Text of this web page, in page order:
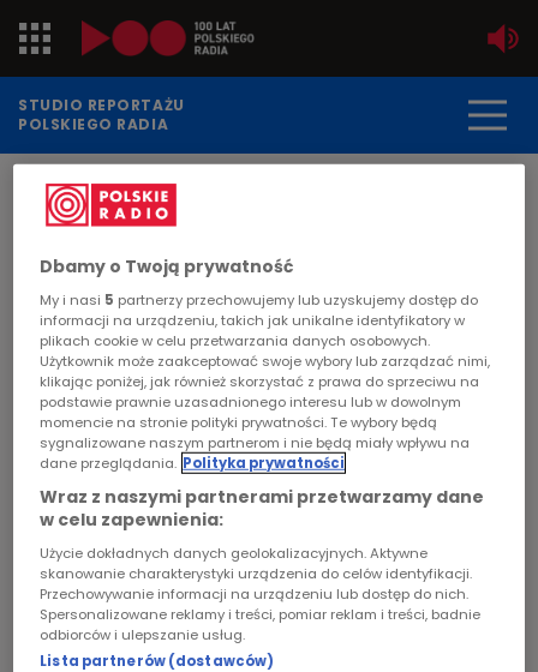
Jedynka
Dwójka
Trójka
Czwórka
PR24
Poland
Kierowcy
Dzieci
Chopin
Podcasty
STUDIO REPORTAŻU
POLSKIEGO RADIA
DATA PUBLIKACJI:
2011-12-21
"Tworzę, więc jestem" - Hanna
Bogoryja-Zakrzewska
POLSKIE RADIO
Środa, 21 grudnia, godzina 00.45, Program 4.
Agnieszka Retko-Ruszczak tworzyła od zawsze.
Malowała, lepiła, szyła.
Dbamy o Twoją prywatność
My i nasi 5 partnerzy przechowujemy lub uzyskujemy dostęp do
informacji na urządzeniu, takich jak unikalne identyfikatory w
plikach cookie w celu przetwarzania danych osobowych.
Użytkownik może zaakceptować swoje wybory lub zarządzać nimi,
klikając poniżej, jak również skorzystać z prawa do sprzeciwu na
podstawie prawnie uzasadnionego interesu lub w dowolnym
momencie na stronie polityki prywatności. Te wybory będą
sygnalizowane naszym partnerom i nie będą miały wpływu na
dane przeglądania. Polityka prywatności
Wraz z naszymi partnerami przetwarzamy dane
w celu zapewnienia:
Użycie dokładnych danych geolokalizacyjnych. Aktywne
skanowanie charakterystyki urządzenia do celów identyfikacji.
Przechowywanie informacji na urządzeniu lub dostęp do nich.
Spersonalizowane reklamy i treści, pomiar reklam i treści, badnie
odbiorców i ulepszanie usług.
Lista partnerów (dostawców)